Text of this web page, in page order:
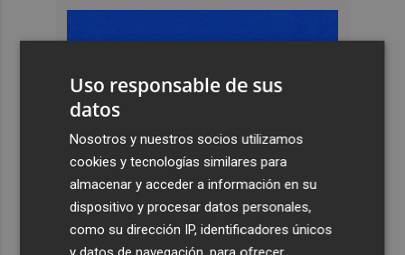
Uso responsable de sus
datos
Nosotros y nuestros socios utilizamos
cookies y tecnologías similares para
almacenar y acceder a información en su
dispositivo y procesar datos personales,
como su dirección IP, identificadores únicos